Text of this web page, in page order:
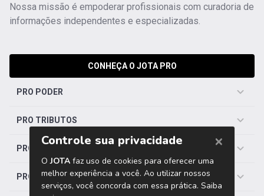
Nossa missão é empoderar profissionais com curadoria de
informações independentes e especializadas.
CONHEÇA O JOTA PRO
PRO PODER
PRO TRIBUTOS
PRO TRABALHISTA
PRO SAÚDE